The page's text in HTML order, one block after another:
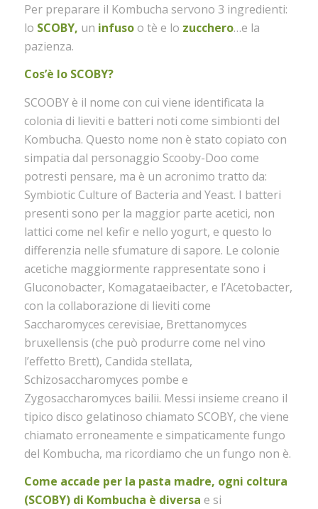
Per preparare il Kombucha servono 3 ingredienti:
lo SCOBY, un infusoo tè e lo zucchero…e la
pazienza.
Cos’è lo SCOBY?
SCOOBY è il nome con cui viene identificata la
colonia di lieviti e batteri noti come simbionti del
Kombucha. Questo nome non è stato copiato con
simpatia dal personaggio Scooby-Doo come
potresti pensare, ma è un acronimo tratto da:
Symbiotic Culture of Bacteria and Yeast. I batteri
presenti sono per la maggior parte acetici, non
lattici come nel kefir e nello yogurt, e questo lo
differenzia nelle sfumature di sapore. Le colonie
acetiche maggiormente rappresentate sono i
Gluconobacter, Komagataeibacter, e l’Acetobacter,
con la collaborazione di lieviti come
Saccharomyces cerevisiae, Brettanomyces
bruxellensis (che può produrre come nel vino
l’effetto Brett), Candida stellata,
Schizosaccharomyces pombe e
Zygosaccharomyces bailii. Messi insieme creano il
tipico disco gelatinoso chiamato SCOBY, che viene
chiamato erroneamente e simpaticamente fungo
del Kombucha, ma ricordiamo che un fungo non è.
Come accade per la pasta madre, ogni coltura
(SCOBY) di Kombucha è diversa e si